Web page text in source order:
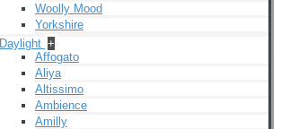
Woolly Mood
Yorkshire
Daylight +
Affogato
Aliya
Altissimo
Ambience
Amilly